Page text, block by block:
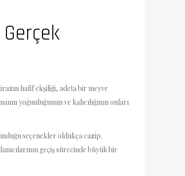
hafif ekşiliği, adeta bir meyve
yoğunluğunun ve kalıcılığının onları
seçenekler oldukça cazip.
geçiş sürecinde büyük bir